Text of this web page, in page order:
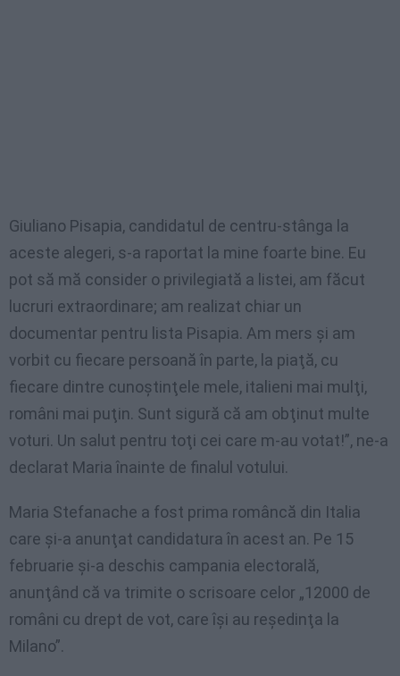
Giuliano Pisapia, candidatul de centru-stânga la
aceste alegeri, s-a raportat la mine foarte bine. Eu
pot să mă consider o privilegiată a listei, am făcut
lucruri extraordinare; am realizat chiar un
documentar pentru lista Pisapia. Am mers şi am
vorbit cu fiecare persoană în parte, la piaţă, cu
fiecare dintre cunoştinţele mele, italieni mai mulţi,
români mai puţin. Sunt sigură că am obţinut multe
voturi. Un salut pentru toţi cei care m-au votat!”, ne-a
declarat Maria înainte de finalul votului.
Maria Stefanache a fost prima româncă din Italia
care şi-a anunţat candidatura în acest an. Pe 15
februarie şi-a deschis campania electorală,
anunţând că va trimite o scrisoare celor „12000 de
români cu drept de vot, care îşi au reşedinţa la
Milano”.